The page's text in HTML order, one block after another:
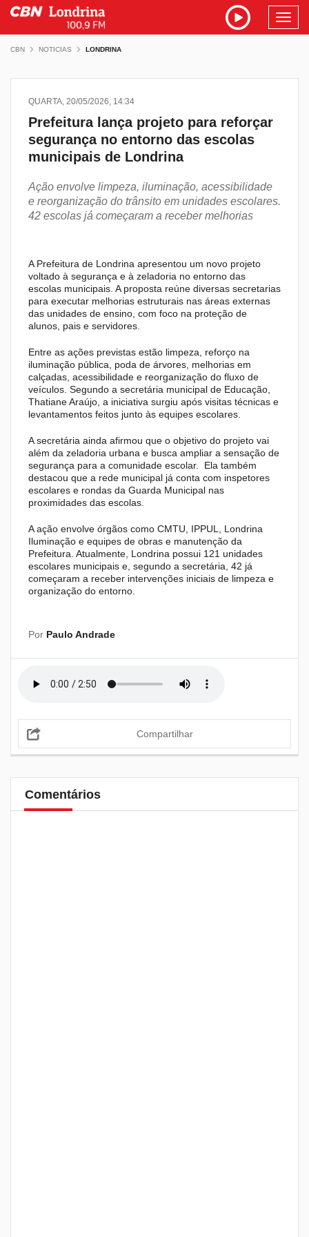
CBN NOTICIAS LONDRINA
QUARTA, 20/05/2026, 14:34
Prefeitura lança projeto para reforçar
segurança no entorno das escolas
municipais de Londrina
Ação envolve limpeza, iluminação, acessibilidade
e reorganização do trânsito em unidades escolares.
42 escolas já começaram a receber melhorias
A Prefeitura de Londrina apresentou um novo projeto
voltado à segurança e à zeladoria no entorno das
escolas municipais. A proposta reúne diversas secretarias
para executar melhorias estruturais nas áreas externas
das unidades de ensino, com foco na proteção de
alunos, pais e servidores.
Entre as ações previstas estão limpeza, reforço na
iluminação pública, poda de árvores, melhorias em
calçadas, acessibilidade e reorganização do fluxo de
veículos. Segundo a secretária municipal de Educação,
Thatiane Araújo, a iniciativa surgiu após visitas técnicas e
levantamentos feitos junto às equipes escolares.
A secretária ainda afirmou que o objetivo do projeto vai
além da zeladoria urbana e busca ampliar a sensação de
segurança para a comunidade escolar. Ela também
destacou que a rede municipal já conta com inspetores
escolares e rondas da Guarda Municipal nas
proximidades das escolas.
A ação envolve órgãos como CMTU, IPPUL, Londrina
Iluminação e equipes de obras e manutenção da
Prefeitura. Atualmente, Londrina possui 121 unidades
escolares municipais e, segundo a secretária, 42 já
começaram a receber intervenções iniciais de limpeza e
organização do entorno.
Por Paulo Andrade
Compartilhar
Comentários